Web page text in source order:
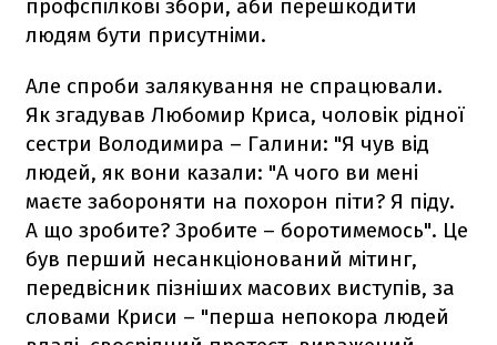
профспілкові збори, аби перешкодити
людям бути присутніми.
Але спроби залякування не спрацювали.
Як згадував Любомир Криса, чоловік рідної
сестри Володимира – Галини: "Я чув від
людей, як вони казали: "А чого ви мені
маєте забороняти на похорон піти? Я піду.
А що зробите? Зробите – боротимемось". Це
був перший несанкціонований мітинг,
передвісник пізніших масових виступів, за
словами Криси – "перша непокора людей